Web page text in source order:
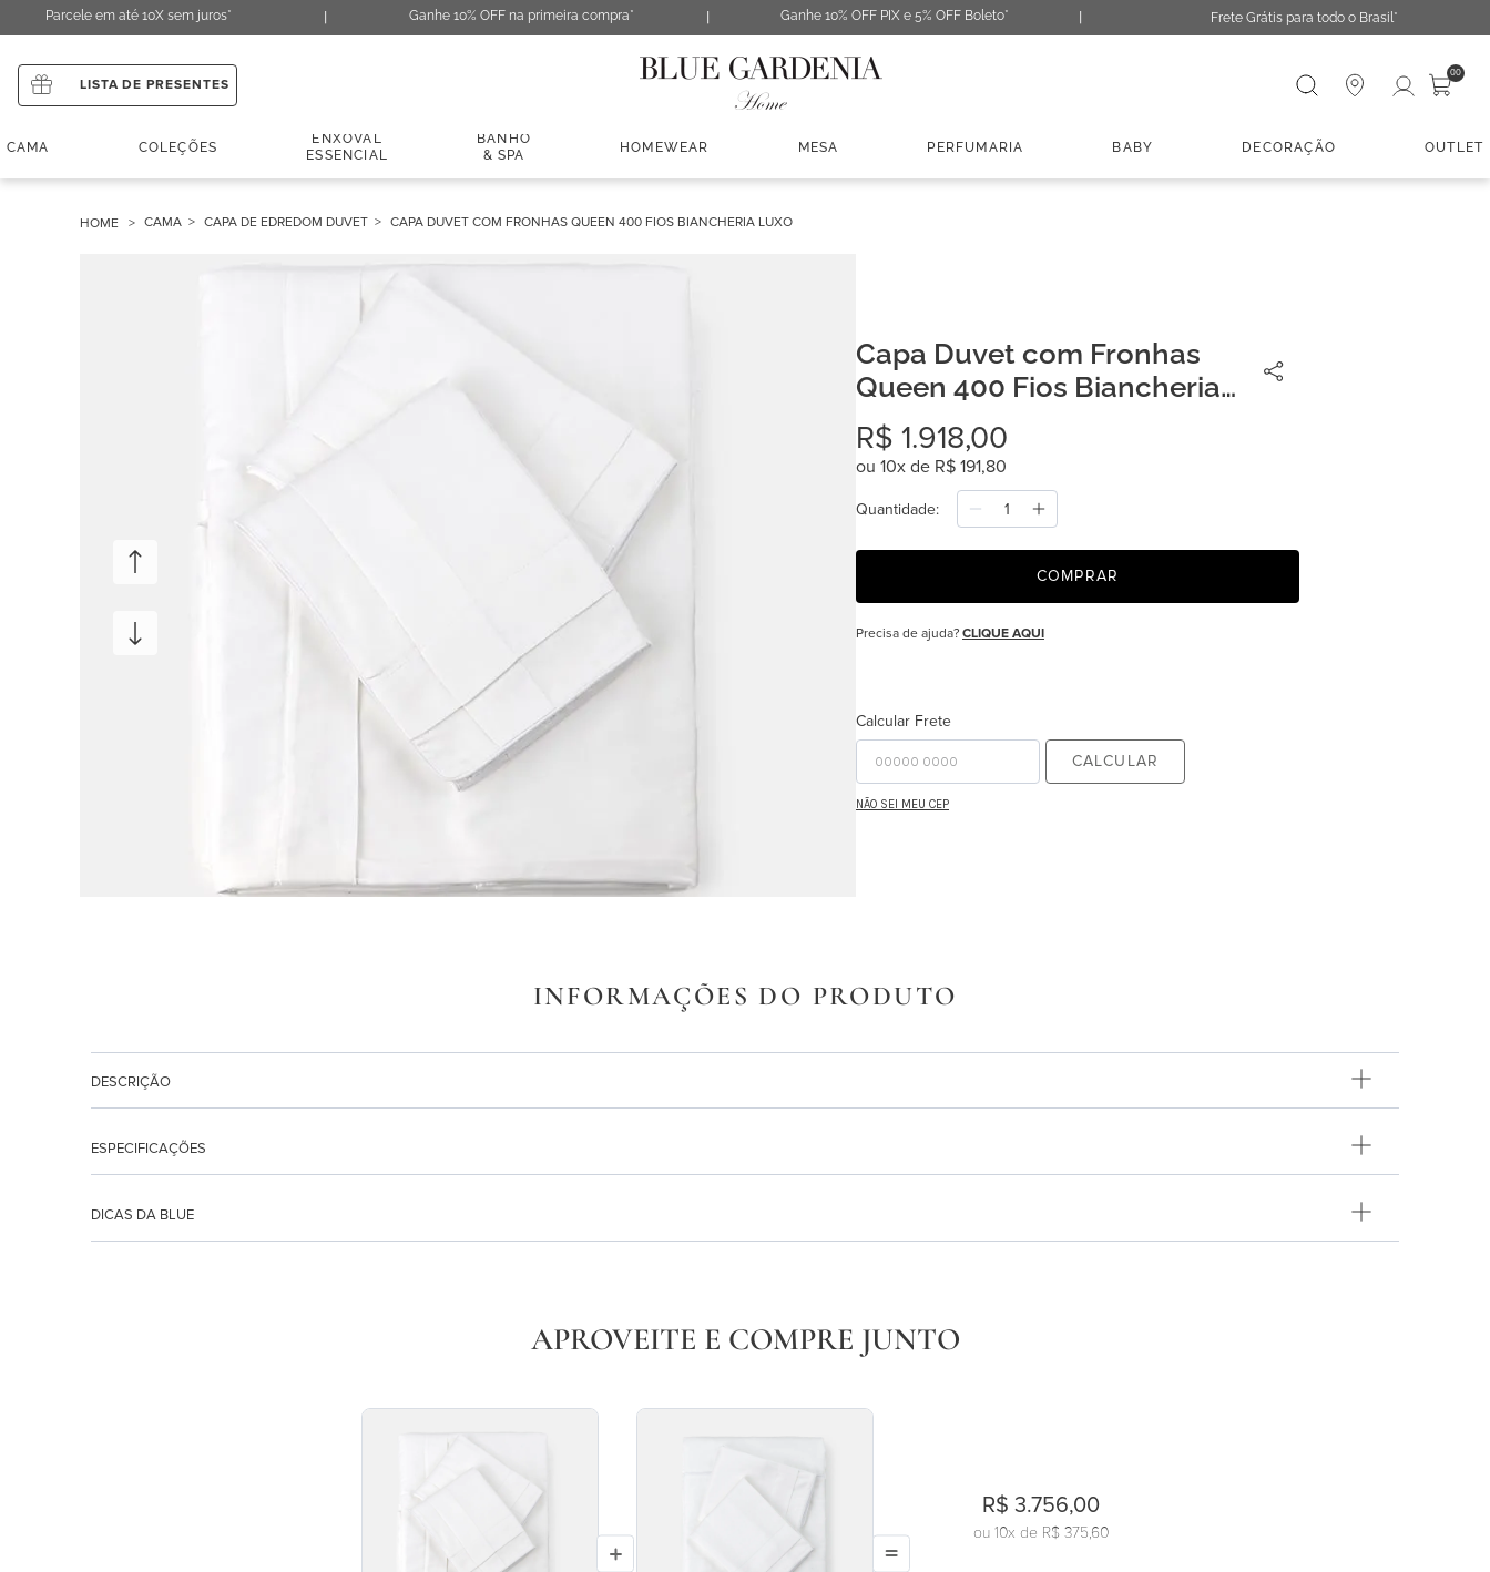
Parcele em até 10X sem juros* Ganhe 10% OFF na primeira compra* Ganhe 10% OFF PIX e 5% OFF Boleto* Frete Grátis para todo o Brasil*
LISTA DE PRESENTES
Digite sua busca 00
CAMA COLEÇÕES
ENXOVAL
ESSENCIAL
BANHO
& SPA
HOMEWEAR MESA PERFUMARIA BABY DECORAÇÃO OUTLET
CAMA CAPA DE EDREDOM DUVET CAPA DUVET COM FRONHAS QUEEN 400 FIOS BIANCHERIA LUXO
Capa Duvet com Fronhas
Queen 400 Fios Biancheria
Luxo
R$ 1.918,00
ou 10x de R$ 191,80
Quantidade
COMPRAR
Precisa de ajuda? CLIQUE AQUI
Calcular Frete
CALCULAR
NÃO SEI MEU CEP
INFORMAÇÕES DO PRODUTO
DESCRIÇÃO
ESPECIFICAÇÕES
DICAS DA BLUE
APROVEITE E COMPRE JUNTO
R$ 3.756,00
ou 10x de R$ 375,60